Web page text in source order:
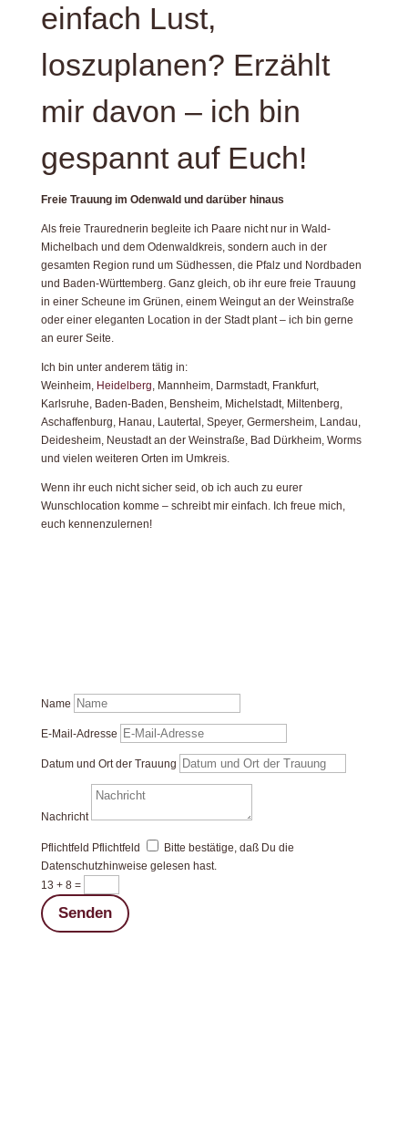
einfach Lust,
loszuplanen? Erzählt
mir davon – ich bin
gespannt auf Euch!
Freie Trauung im Odenwald und darüber hinaus
Als freie Traurednerin begleite ich Paare nicht nur in Wald-
Michelbach und dem Odenwaldkreis, sondern auch in der
gesamten Region rund um Südhessen, die Pfalz und Nordbaden
und Baden-Württemberg. Ganz gleich, ob ihr eure freie Trauung
in einer Scheune im Grünen, einem Weingut an der Weinstraße
oder einer eleganten Location in der Stadt plant – ich bin gerne
an eurer Seite.
Ich bin unter anderem tätig in:
Weinheim, Heidelberg, Mannheim, Darmstadt, Frankfurt,
Karlsruhe, Baden-Baden, Bensheim, Michelstadt, Miltenberg,
Aschaffenburg, Hanau, Lautertal, Speyer, Germersheim, Landau,
Deidesheim, Neustadt an der Weinstraße, Bad Dürkheim, Worms
und vielen weiteren Orten im Umkreis.
Wenn ihr euch nicht sicher seid, ob ich auch zu eurer
Wunschlocation komme – schreibt mir einfach. Ich freue mich,
euch kennenzulernen!
Name
E-Mail-Adresse
Datum und Ort der Trauung
Nachricht
Pflichtfeld Pflichtfeld
Bitte bestätige, daß Du die
Datenschutzhinweise gelesen hast.
13 + 8=
Senden